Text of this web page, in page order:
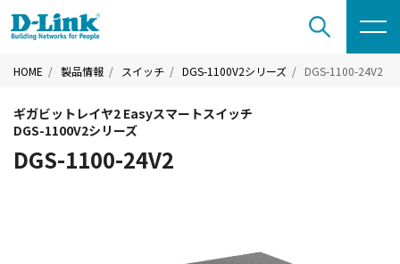
HOME 製品情報 スイッチ DGS-1100V2シリーズ DGS-1100-24V2
ギガビットレイヤ2 Easyスマートスイッチ
DGS-1100V2シリーズ
DGS-1100-24V2